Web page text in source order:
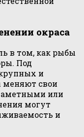
окраса
в том, как рыбы
Под
и
меняют свои
или
могут
и